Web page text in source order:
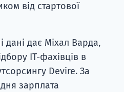
від стартової
дані дає Міхал Варда,
ІТ-фахівців в
Devire. За
зарплата